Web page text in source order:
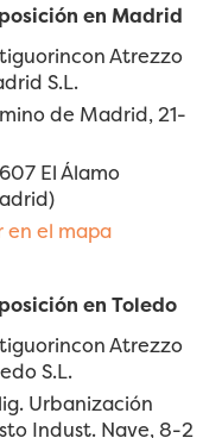
en Madrid
Atrezzo
S.L.
de Madrid, 21-
El Álamo
en el mapa
en Toledo
Atrezzo
S.L.
Urbanización
Indust. Nave, 8-2